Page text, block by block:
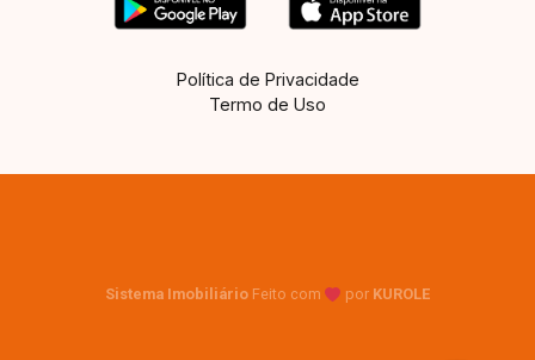
Política de Privacidade
Termo de Uso
Sistema Imobiliário Feito com por KUROLE